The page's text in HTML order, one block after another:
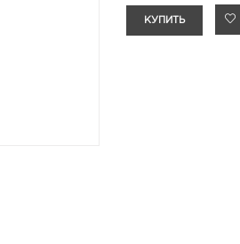
КУПИТЬ